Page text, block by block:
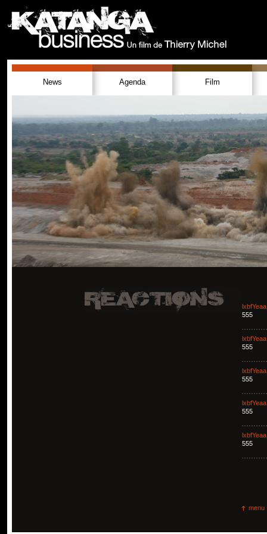
News Agenda Film
lxbfYeaa
555
lxbfYeaa
555
lxbfYeaa
555
lxbfYeaa
555
lxbfYeaa
555
menu